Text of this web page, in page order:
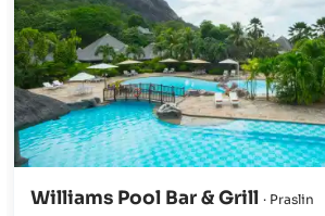
Williams Pool Bar & Grill · Praslin